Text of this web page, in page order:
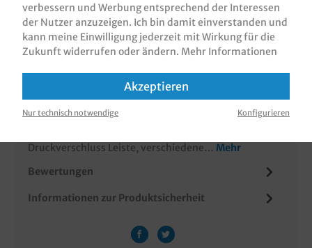
Zum Merkzettel hinzufügen
Zip Beutel / Druckverschlussbeutel, Poly,
Druckverschluss Leiste, verschiedene… Mehr
Bewertungen
Informationen zur Produktsicherheit
verbessern und Werbung entsprechend der Interessen
der Nutzer anzuzeigen. Ich bin damit einverstanden und
kann meine Einwilligung jederzeit mit Wirkung für die
Zukunft widerrufen oder ändern. Mehr Informationen
Akzeptieren
Nur technisch notwendige Konfigurieren